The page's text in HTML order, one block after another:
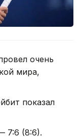
очень
мира,
показал
7:6 (8:6).